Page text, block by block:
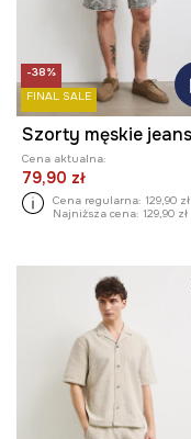
-38%
FINAL SALE
Cena aktualna:
79,90 zł
Cena regularna: 129,90 zł
Najniższa cena: 129,90 zł